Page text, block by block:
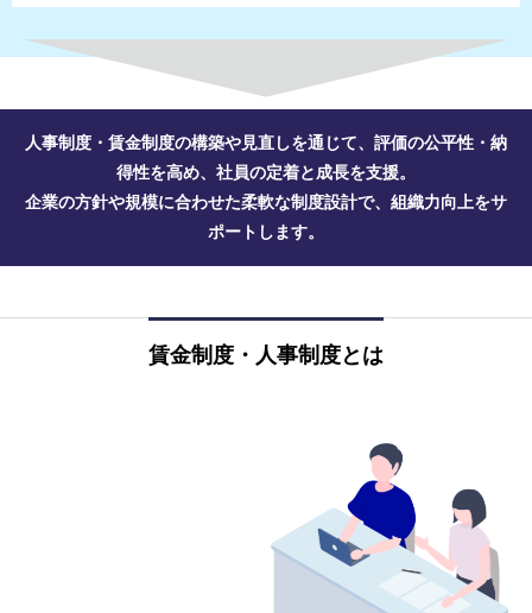
人事制度・賃金制度の構築や見直しを通じて、評価の公平性・納
得性を高め、社員の定着と成長を支援。
企業の方針や規模に合わせた柔軟な制度設計で、組織力向上をサ
ポートします。
賃金制度・人事制度とは